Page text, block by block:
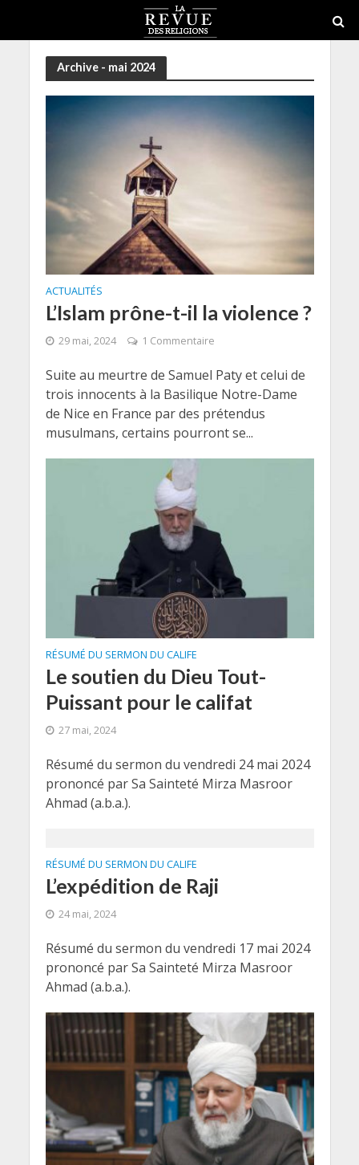
Archive - mai 2024
ACTUALITÉS
L’Islam prône-t-il la violence ?
29 mai, 2024 1 Commentaire
Suite au meurtre de Samuel Paty et celui de
trois innocents à la Basilique Notre-Dame
de Nice en France par des prétendus
musulmans, certains pourront se...
RÉSUMÉ DU SERMON DU CALIFE
Le soutien du Dieu Tout-
Puissant pour le califat
27 mai, 2024
Résumé du sermon du vendredi 24 mai 2024
prononcé par Sa Sainteté Mirza Masroor
Ahmad (a.b.a.).
RÉSUMÉ DU SERMON DU CALIFE
L’expédition de Raji
24 mai, 2024
Résumé du sermon du vendredi 17 mai 2024
prononcé par Sa Sainteté Mirza Masroor
Ahmad (a.b.a.).